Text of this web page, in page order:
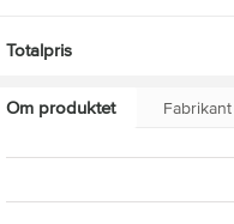
Totalpris
Om produktet Fabrikant